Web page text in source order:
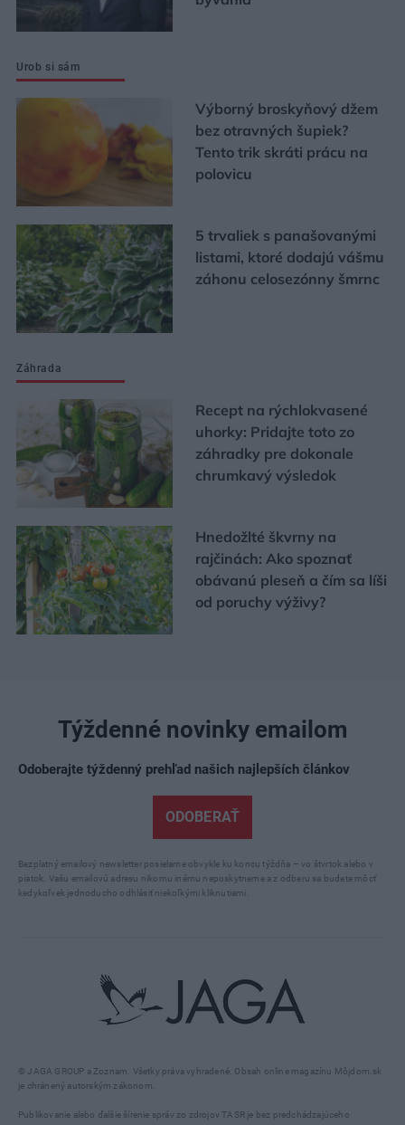
Urob si sám
Výborný broskyňový džem
bez otravných šupiek?
Tento trik skráti prácu na
polovicu
5 trvaliek s panašovanými
listami, ktoré dodajú vášmu
záhonu celosezónny šmrnc
Záhrada
Recept na rýchlokvasené
uhorky: Pridajte toto zo
záhradky pre dokonale
chrumkavý výsledok
Hnedožlté škvrny na
rajčinách: Ako spoznať
obávanú pleseň a čím sa líši
od poruchy výživy?
© JAGA GROUP a Zoznam. Všetky práva vyhradené. Obsah online magazínu Môjdom.sk
je chránený autorským zákonom.
Publikovanie alebo ďalšie šírenie správ zo zdrojov TASR je bez predchádzajúceho
Týždenné novinky emailom
Odoberajte týždenný prehľad našich najlepších článkov
ODOBERAŤ
Bezplatný emailový newsletter posielame obvykle ku koncu týždňa – vo štvrtok alebo v
piatok. Vašu emailovú adresu nikomu inému neposkytneme a z odberu sa budete môcť
kedykoľvek jednoducho odhlásiť niekoľkými kliknutiami.